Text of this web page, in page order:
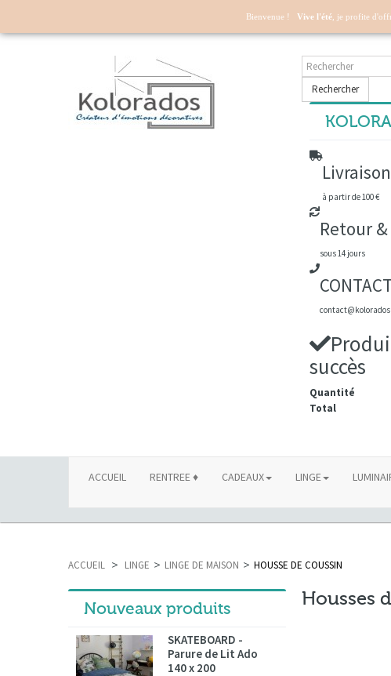
Rechercher
à partir de 100 €
Retour
sous 14 jours
CONTACT
succès
Quantité
Total
ACCUEIL RENTREE ♦ CADEAUX LINGE
ACCUEIL > LINGE > LINGE DE MAISON > HOUSSE DE COUSSIN
Nouveaux produits
SKATEBOARD -
Parure de Lit Ado
140 x 200
Housses
Bienvenue ! Vive l'été , je profite